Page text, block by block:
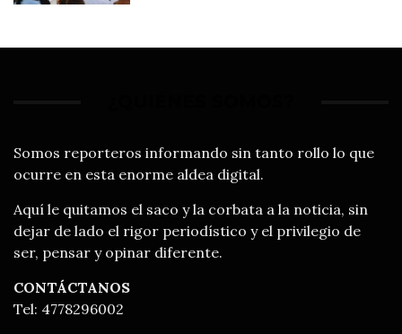
Somos reporteros informando sin tanto rollo lo que
ocurre en esta enorme aldea digital.
Aquí le quitamos el saco y la corbata a la noticia, sin
dejar de lado el rigor periodístico y el privilegio de
ser, pensar y opinar diferente.
CONTÁCTANOS
Tel: 4778296002